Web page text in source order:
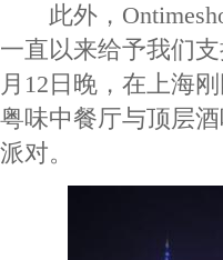
此外，
一直以来给予我们
月12日晚，在上海
粤味中餐厅与顶层
派对。